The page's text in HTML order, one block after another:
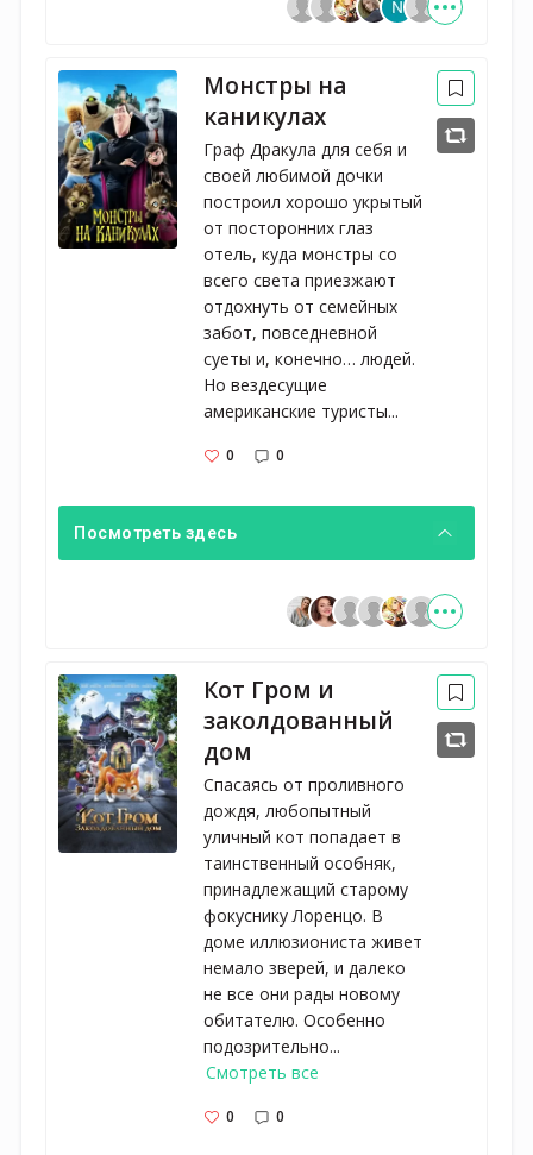
Монстры на
каникулах
Граф Дракула для себя и
своей любимой дочки
построил хорошо укрытый
от посторонних глаз
отель, куда монстры со
всего света приезжают
отдохнуть от семейных
забот, повседневной
суеты и, конечно… людей.
Но вездесущие
американские туристы...
0 0
Посмотреть здесь
Кот Гром и
заколдованный
дом
Спасаясь от проливного
дождя, любопытный
уличный кот попадает в
таинственный особняк,
принадлежащий старому
фокуснику Лоренцо. В
доме иллюзиониста живет
немало зверей, и далеко
не все они рады новому
обитателю. Особенно
подозрительно...
Смотреть все
0 0